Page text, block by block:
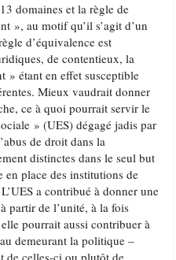
domaines et la règle de
», au motif qu’il s’agit d’un
d’équivalence est
de contentieux, la
» étant en effet susceptible
Mieux vaudrait donner
ce à quoi pourrait servir le
» (UES) dégagé jadis par
de droit dans la
distinctes dans le seul but
en place des institutions de
a contribué à donner une
partir de l’unité, à la fois
pourrait aussi contribuer à
demeurant la politique –
de celles-ci ou plutôt de